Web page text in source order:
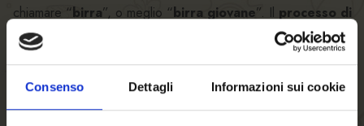
Consenso Dettagli Informazioni sui cookie
chiamare “birra”, o meglio “birra giovane”. Il processo di
fermentazione
dura 7-8 giorni a temperatura controllata. Ma
questa “birra giovane“ deve ancora maturare, per poter
esprimere appieno il suo sapore straordinario.
La lunga fase di maturazione, che necessita di